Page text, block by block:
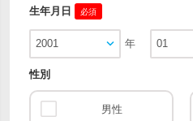
生年月日 必須
2001 年 01
性別
男性